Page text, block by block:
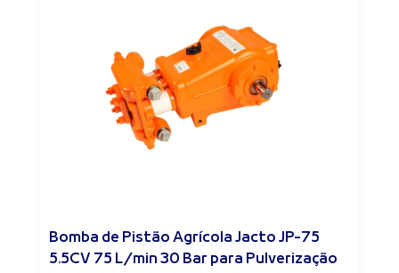
Bomba de Pistão Agrícola Jacto JP-75
5.5CV 75 L/min 30 Bar para Pulverização